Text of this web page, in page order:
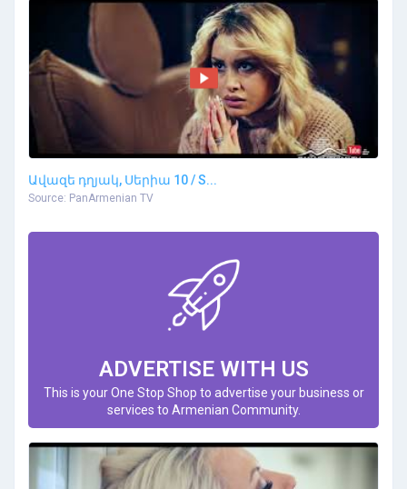
Ավազե դղյակ, Սերիա 10 / S...
Source: PanArmenian TV
ADVERTISE WITH US
This is your One Stop Shop to advertise your business or
services to Armenian Community.